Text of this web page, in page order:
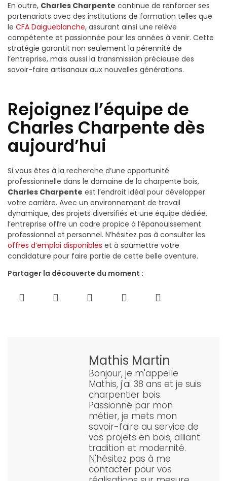
En outre, Charles Charpente continue de renforcer ses
partenariats avec des institutions de formation telles que
le CFA Daigueblanche, assurant ainsi une relève
compétente et passionnée pour les années à venir. Cette
stratégie garantit non seulement la pérennité de
l’entreprise, mais aussi la transmission précieuse des
savoir-faire artisanaux aux nouvelles générations.
Rejoignez l’équipe de
Charles Charpente dès
aujourd’hui
Si vous êtes à la recherche d’une opportunité
professionnelle dans le domaine de la charpente bois,
Charles Charpente est l’endroit idéal pour développer
votre carrière. Avec un environnement de travail
dynamique, des projets diversifiés et une équipe dédiée,
l’entreprise offre un cadre propice à l’épanouissement
professionnel et personnel. N’hésitez pas à consulter les
offres d’emploi disponibles et à soumettre votre
candidature pour faire partie de cette belle aventure.
Partager la découverte du moment :
Mathis Martin
Bonjour, je m'appelle
Mathis, j'ai 38 ans et je suis
charpentier bois.
Passionné par mon
métier, je mets mon
savoir-faire au service de
vos projets en bois, alliant
tradition et modernité.
N'hésitez pas à me
contacter pour vos